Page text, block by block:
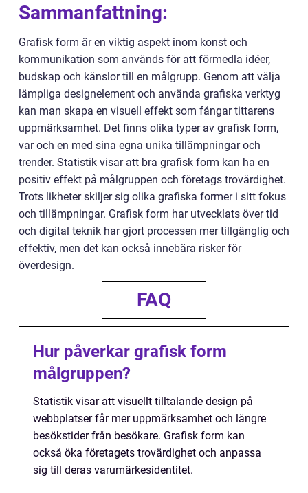
Sammanfattning:
Grafisk form är en viktig aspekt inom konst och
kommunikation som används för att förmedla idéer,
budskap och känslor till en målgrupp. Genom att välja
lämpliga designelement och använda grafiska verktyg
kan man skapa en visuell effekt som fångar tittarens
uppmärksamhet. Det finns olika typer av grafisk form,
var och en med sina egna unika tillämpningar och
trender. Statistik visar att bra grafisk form kan ha en
positiv effekt på målgruppen och företags trovärdighet.
Trots likheter skiljer sig olika grafiska former i sitt fokus
och tillämpningar. Grafisk form har utvecklats över tid
och digital teknik har gjort processen mer tillgänglig och
effektiv, men det kan också innebära risker för
överdesign.
FAQ
Hur påverkar grafisk form
målgruppen?
Statistik visar att visuellt tilltalande design på
webbplatser får mer uppmärksamhet och längre
besökstider från besökare. Grafisk form kan
också öka företagets trovärdighet och anpassa
sig till deras varumärkesidentitet.